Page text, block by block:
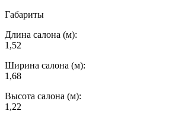
Габариты
Длина салона (м):
1,52
Ширина салона (м):
1,68
Высота салона (м):
1,22